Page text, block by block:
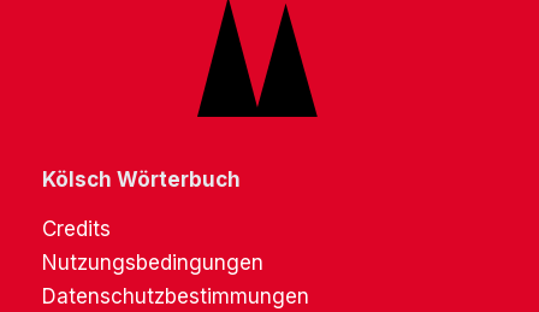
Kölsch Wörterbuch
Credits
Nutzungsbedingungen
Datenschutzbestimmungen